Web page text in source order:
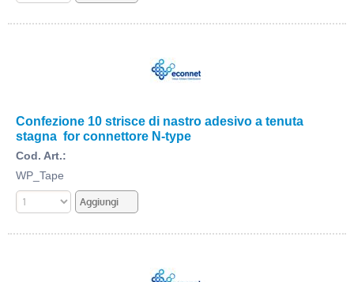
Confezione 10 strisce di nastro adesivo a tenuta
stagna for connettore N-type
Cod. Art.:
WP_Tape